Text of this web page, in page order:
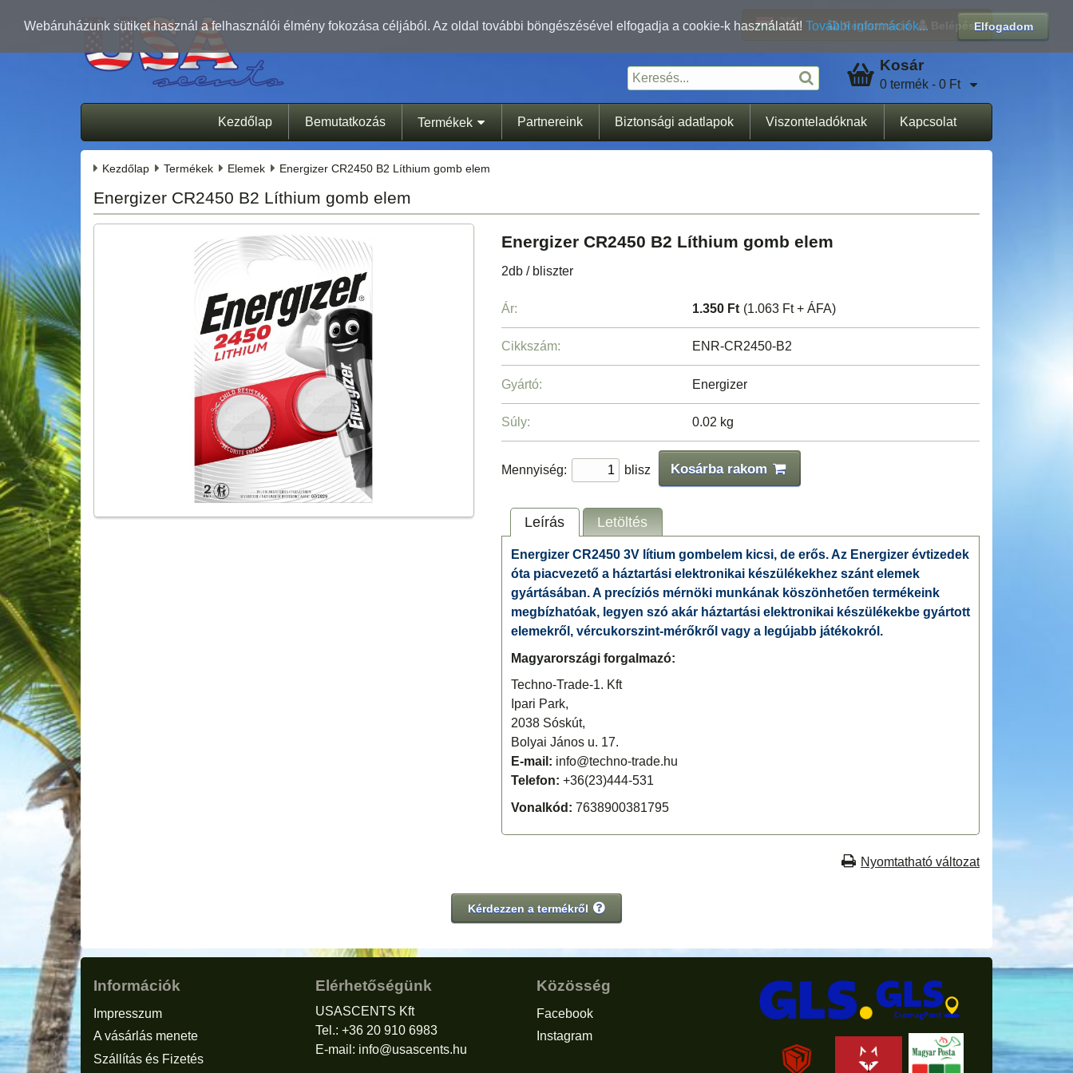
Elfogadom
Webáruházunk sütiket használ a felhasználói élmény fokozása céljából. Az oldal további böngészésével elfogadja a cookie-k használatát! További információk...
Regisztráció Belépés
Kosár
0 termék - 0 Ft
Kezdőlap Bemutatkozás Termékek Partnereink Biztonsági adatlapok Viszonteladóknak Kapcsolat
Kezdőlap Termékek Elemek Energizer CR2450 B2 Líthium gomb elem
Energizer CR2450 B2 Líthium gomb elem
Energizer CR2450 B2 Líthium gomb elem
2db / bliszter
Ár: 1.350 Ft (1.063 Ft + ÁFA)
Cikkszám: ENR-CR2450-B2
Gyártó: Energizer
Súly: 0.02 kg
Mennyiség: blisz Kosárba rakom
Leírás Letöltés
Energizer CR2450 3V lítium gombelem kicsi, de erős. Az Energizer évtizedek
óta piacvezető a háztartási elektronikai készülékekhez szánt elemek
gyártásában. A precíziós mérnöki munkának köszönhetően termékeink
megbízhatóak, legyen szó akár háztartási elektronikai készülékekbe gyártott
elemekről, vércukorszint-mérőkről vagy a legújabb játékokról.
Magyarországi forgalmazó:
Techno-Trade-1. Kft
Ipari Park,
2038 Sóskút,
Bolyai János u. 17.
E-mail: info@techno-trade.hu
Telefon: +36(23)444-531
Vonalkód: 7638900381795
Nyomtatható változat
Kérdezzen a termékről
Információk
Impresszum
A vásárlás menete
Szállítás és Fizetés
Elérhetőségünk
USASCENTS Kft
Tel.: +36 20 910 6983
E-mail: info@usascents.hu
Közösség
Facebook
Instagram